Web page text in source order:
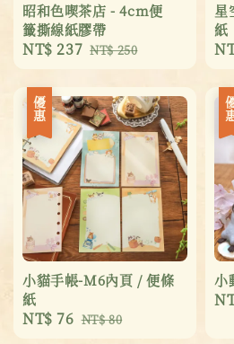
昭和色喫茶店 - 4cm便
籤撕線紙膠帶
Sale
NT$ 237 Regular
NT$ 250
星
紙
優惠
小貓手帳-M6內頁 / 便條
紙
Sale
NT$ 76 Regular
NT$ 80
小